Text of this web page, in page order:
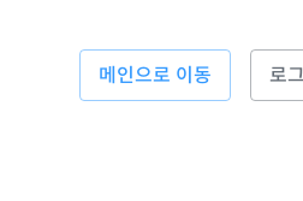
메인으로 이동 로